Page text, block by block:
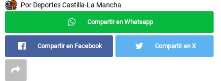
Por Deportes Castilla-La Mancha
Compartir en Whatsapp
Compartir en Facebook Compartir en X